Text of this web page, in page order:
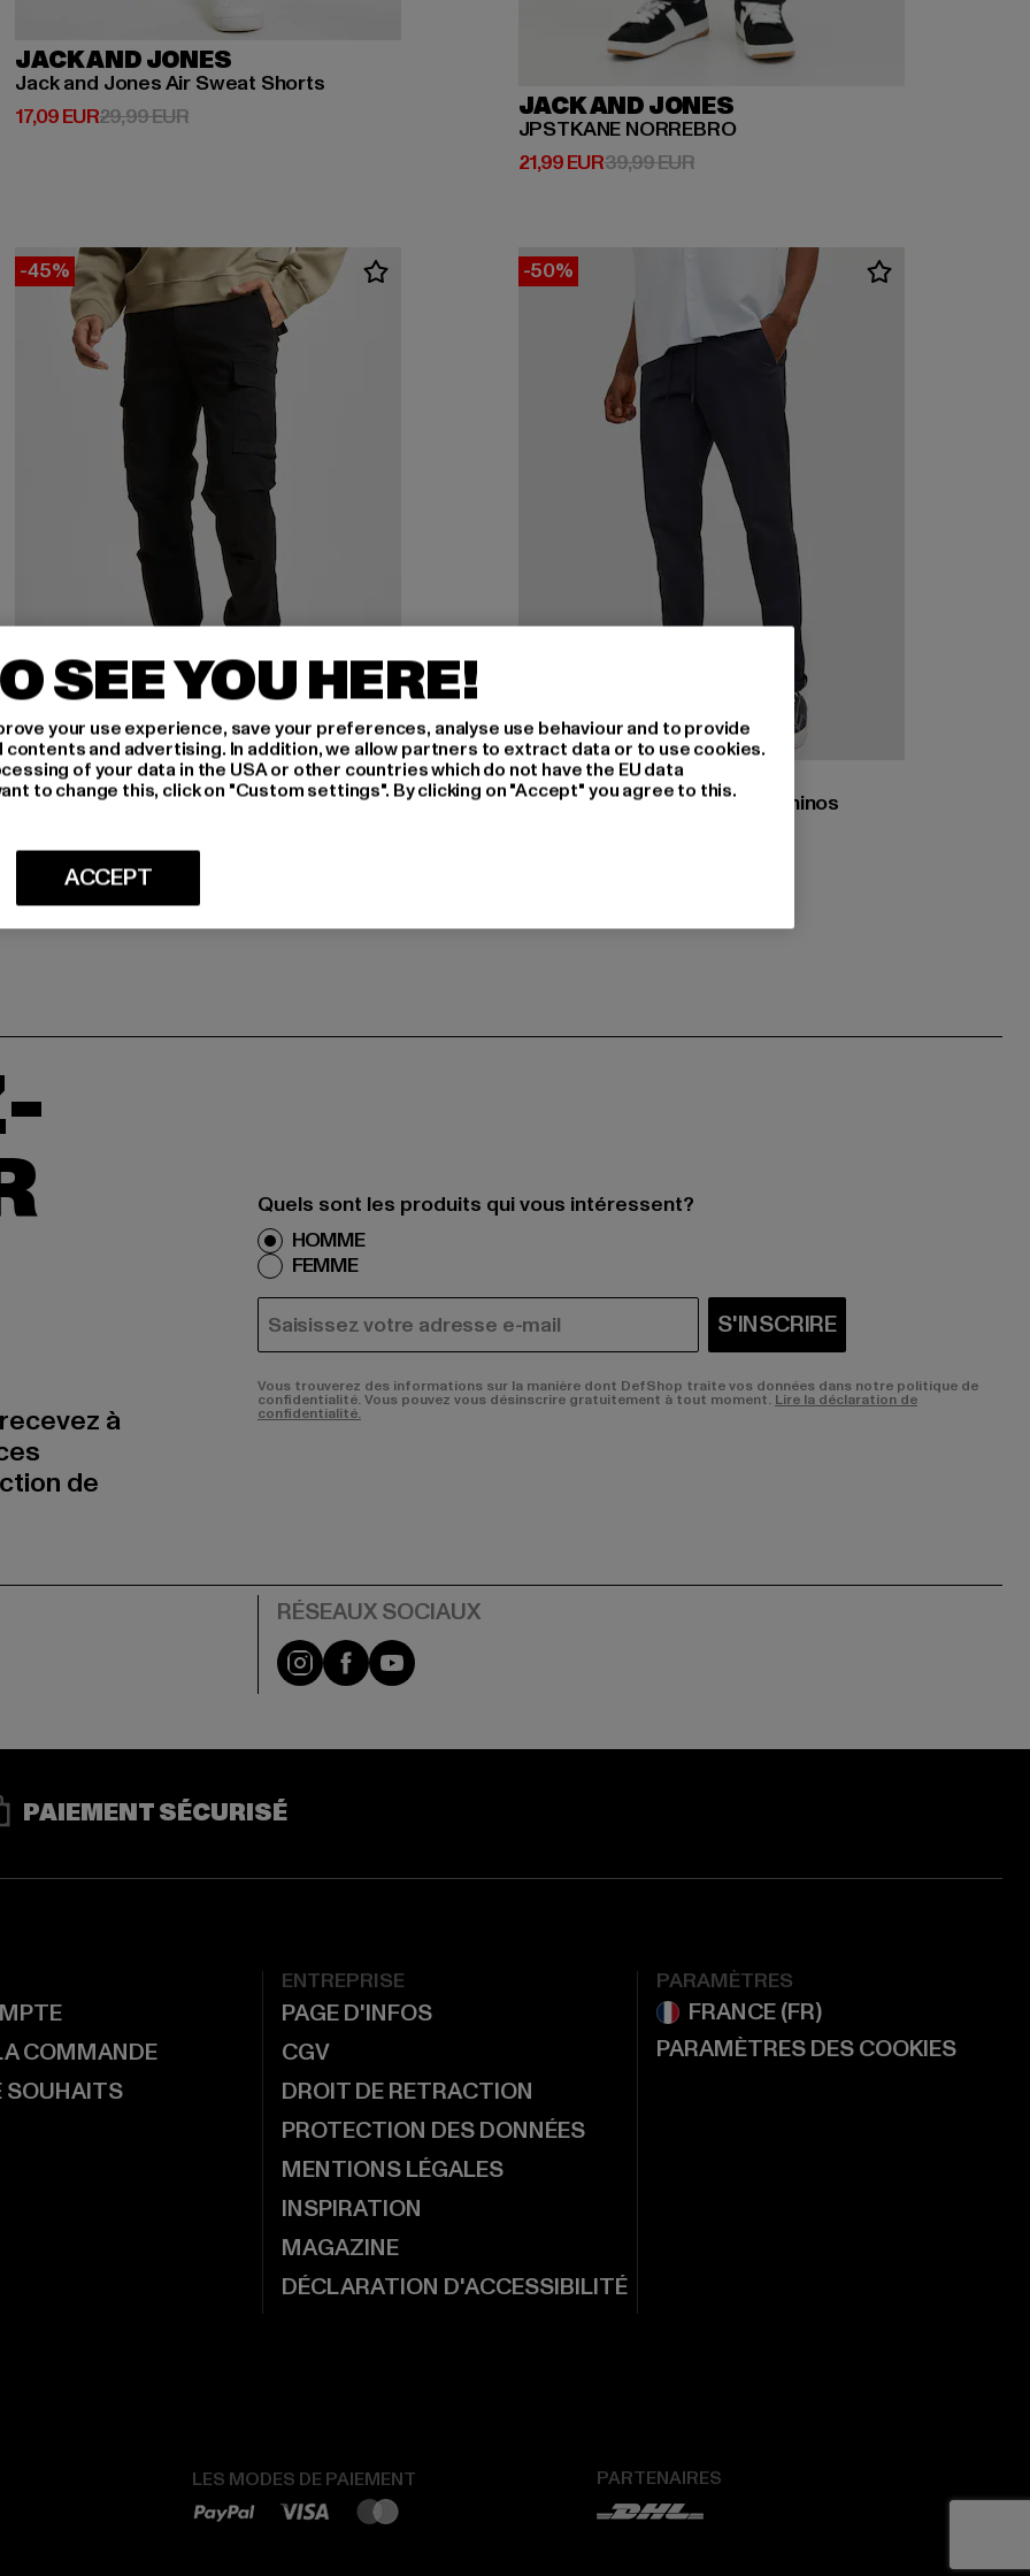
JACK AND JONES
Jack and Jones Air Sweat Shorts
17,09 EUR
Prix courant: 17,09 EUR
29,99 EURPrix en promotion: 29,99 EUR JACK AND JONES
JPSTKANE NORREBRO
21,99 EUR
Prix courant: 21,99 EUR
39,99 EURPrix en promotion: 39,99 EUR
-45%
JACK AND JONES
Kane Barkley
-50%
JACK AND JONES
Jack & Jones Marco Sunny Chinos
à
de
Quels sont les produits qui vous intéressent?
HOMME
FEMME
COURRIEL S'INSCRIRE
Vous trouverez des informations sur la manière dont DefShop traite vos données dans notre politique de
confidentialité. Vous pouvez vous désinscrire gratuitement à tout moment. Lire la déclaration de
confidentialité.
Visit our Instagram page:
Visit our Facebook page:
Visit our YouTube channel:
PAIEMENT SÉCURISÉ
COMMANDE
SOUHAITS
ENTREPRISE
PAGE D'INFOS
CGV
DROIT DE RETRACTION
PROTECTION DES DONNÉES
MENTIONS LÉGALES
INSPIRATION
MAGAZINE
DÉCLARATION D'ACCESSIBILITÉ
PARAMÈTRES
PARAMÈTRES DES COOKIES
LES MODES DE PAIEMENT PARTENAIRES
SEE YOU HERE!
your use experience, save your preferences, analyse use behaviour and to provide
and advertising. In addition, we allow partners to extract data or to use cookies.
of your data in the USA or other countries which do not have the EU data
to change this, click on "Custom settings". By clicking on "Accept" you agree to this.
ACCEPT